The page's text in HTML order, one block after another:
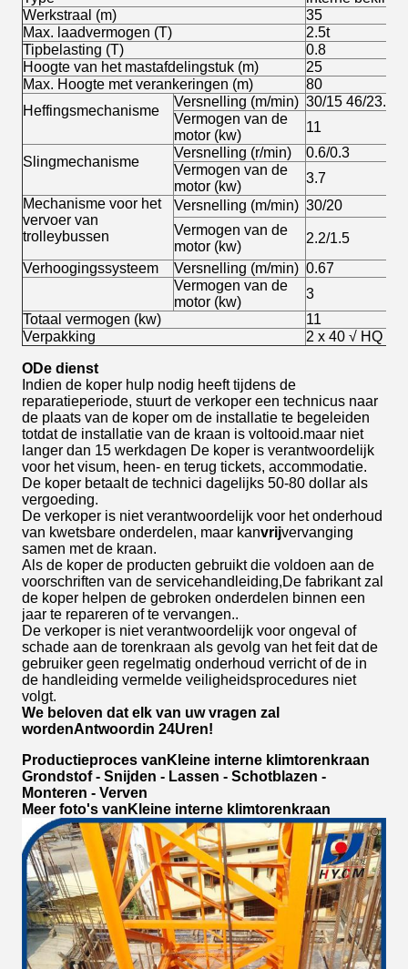
Werkstraal (m)
35
Max. laadvermogen (T)
2.5t
Tipbelasting (T)
0.8
Hoogte van het mastafdelingstuk (m)
25
Max. Hoogte met verankeringen (m)
80
Heffingsmechanisme
Versnelling (m/min) 30/15 46/23.5
Vermogen van de
motor (kw)
11
Slingmechanisme
Versnelling (r/min)
0.6/0.3
Vermogen van de
motor (kw)
3.7
Mechanisme voor het
vervoer van
trolleybussen
Versnelling (m/min) 30/20
Vermogen van de
motor (kw)
2.2/1.5
Verhoogingssysteem
Versnelling (m/min) 0.67
Vermogen van de
motor (kw)
3
Totaal vermogen (kw)
11
Verpakking
2 x 40 √ HQ
ODe dienst
Indien de koper hulp nodig heeft tijdens de
reparatieperiode, stuurt de verkoper een technicus naar
de plaats van de koper om de installatie te begeleiden
totdat de installatie van de kraan is voltooid.maar niet
langer dan 15 werkdagen De koper is verantwoordelijk
voor het visum, heen- en terug tickets, accommodatie.
De koper betaalt de technici dagelijks 50-80 dollar als
vergoeding.
De verkoper is niet verantwoordelijk voor het onderhoud
van kwetsbare onderdelen, maar kanvrijvervanging
samen met de kraan.
Als de koper de producten gebruikt die voldoen aan de
voorschriften van de servicehandleiding,De fabrikant zal
de koper helpen de gebroken onderdelen binnen een
jaar te repareren of te vervangen..
De verkoper is niet verantwoordelijk voor ongeval of
schade aan de torenkraan als gevolg van het feit dat de
gebruiker geen regelmatig onderhoud verricht of de in
de handleiding vermelde veiligheidsprocedures niet
volgt.
We beloven dat elk van uw vragen zal
wordenAntwoord in 24Uren!
Productieproces van Kleine interne klimtorenkraan
Grondstof - Snijden - Lassen - Schotblazen -
Monteren - Verven
Meer foto's van Kleine interne klimtorenkraan